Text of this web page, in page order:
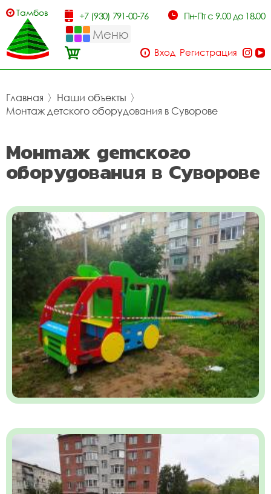
Тамбов +7 (930) 791-00-76 Пн-Пт с 9.00 до 18.00
Меню
Вход Регистрация
Главная 〉 Наши объекты 〉
Монтаж детского оборудования в Суворове
Монтаж детского
оборудования в Суворове